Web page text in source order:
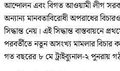
আন্দোলন এবং বিগত আওয়ামী লীগ
অন্যান্য মানবতাবিরোধী অপরাধের
সিদ্ধান্ত নেয়। এই সিদ্ধান্ত বাস্তবায়নে
পরবর্তীতে নতুন অসংখ্য মামলার
গত বছরের ৮ মে ট্রাইব্যুনাল-২ পুনরায়